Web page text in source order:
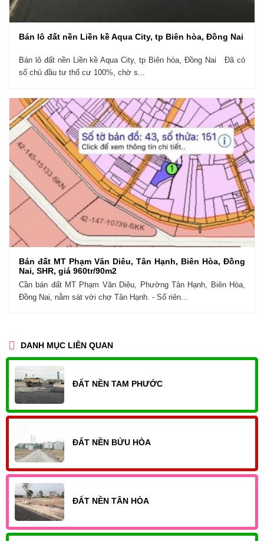
Bán lô đất nền Liền kề Aqua City, tp Biên hòa, Đồng Nai
Bán lô đất nền Liền kề Aqua City, tp Biên hòa, Đồng Nai Đã có
sổ chủ đầu tư thổ cư 100%, chờ s...
Bán đất MT Phạm Văn Diêu, Tân Hạnh, Biên Hòa, Đồng
Nai, SHR, giá 960tr/90m2
Cần bán đất MT Phạm Văn Diêu, Phường Tân Hạnh, Biên Hòa,
Đồng Nai, nằm sát với chợ Tân Hạnh. - Sổ riên...
DANH MỤC LIÊN QUAN
ĐẤT NỀN TAM PHƯỚC
ĐẤT NỀN BỬU HÒA
ĐẤT NỀN TÂN HÒA